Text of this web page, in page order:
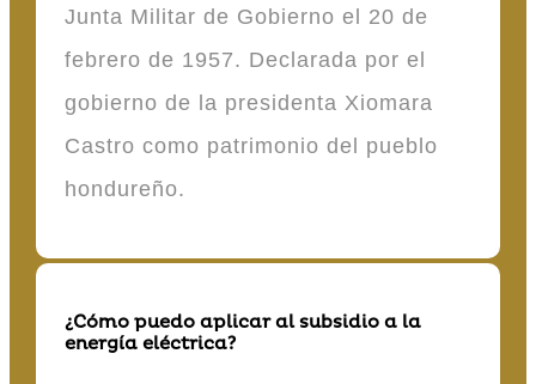
Junta Militar de Gobierno el 20 de
febrero de 1957. Declarada por el
gobierno de la presidenta Xiomara
Castro como patrimonio del pueblo
hondureño.
¿Cómo puedo aplicar al subsidio a la
energía eléctrica?